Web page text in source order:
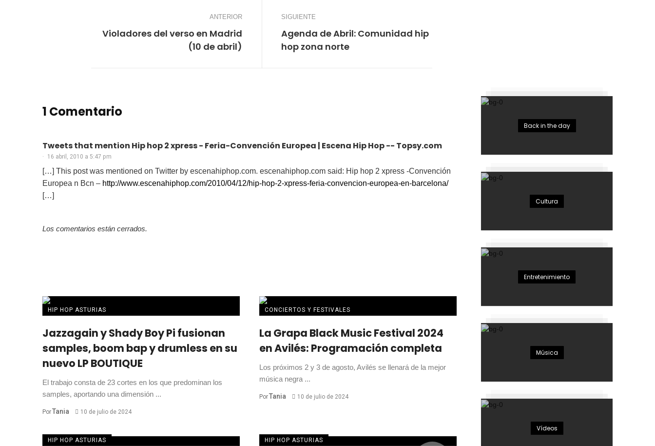
ANTERIOR
Violadores del verso en Madrid
(10 de abril)
SIGUIENTE
Agenda de Abril: Comunidad hip
hop zona norte
1 Comentario
Tweets that mention Hip hop 2 xpress - Feria-Convención Europea | Escena Hip Hop -- Topsy.com
16 abril, 2010 a 5:47 pm
[…] This post was mentioned on Twitter by escenahiphop.com. escenahiphop.com said: Hip hop 2 xpress -Convención
Europea n Bcn – http://www.escenahiphop.com/2010/04/12/hip-hop-2-xpress-feria-convencion-europea-en-barcelona/
[…]
Los comentarios están cerrados.
HIP HOP ASTURIAS
Jazzagain y Shady Boy Pi fusionan
samples, boom bap y drumless en su
nuevo LP BOUTIQUE
El trabajo consta de 23 cortes en los que predominan los
samples, aportando una dimensión ...
PorTania 10 de julio de 2024
CONCIERTOS Y FESTIVALES
La Grapa Black Music Festival 2024
en Avilés: Programación completa
Los próximos 2 y 3 de agosto, Avilés se llenará de la mejor
música negra ...
PorTania 10 de julio de 2024
HIP HOP ASTURIAS HIP HOP ASTURIAS
Back in the day
Cultura
Entretenimiento
Música
Vídeos